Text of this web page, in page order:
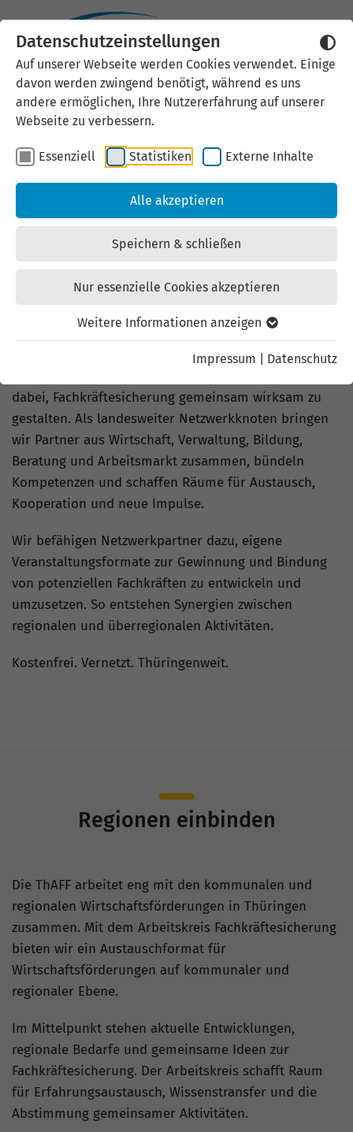
Datenschutzeinstellungen
Auf unserer Webseite werden Cookies verwendet. Einige
davon werden zwingend benötigt, während es uns
andere ermöglichen, Ihre Nutzererfahrung auf unserer
Webseite zu verbessern.
Essenziell Statistiken Externe Inhalte
Alle akzeptieren
Speichern & schließen
Nur essenzielle Cookies akzeptieren
Weitere Informationen anzeigen
Impressum Datenschutz
Zusammenarbeit, die wirkt.
ThAFF – Ihr
Netzwerkpartner für
Fachkräftesicherung in
Thüringen
dabei, Fachkräftesicherung gemeinsam wirksam zu
gestalten. Als landesweiter Netzwerkknoten bringen
wir Partner aus Wirtschaft, Verwaltung, Bildung,
Beratung und Arbeitsmarkt zusammen, bündeln
Kompetenzen und schaffen Räume für Austausch,
Kooperation und neue Impulse.
Wir befähigen Netzwerkpartner dazu, eigene
Veranstaltungsformate zur Gewinnung und Bindung
von potenziellen Fachkräften zu entwickeln und
umzusetzen. So entstehen Synergien zwischen
regionalen und überregionalen Aktivitäten.
Kostenfrei. Vernetzt. Thüringenweit.
Regionen einbinden
Die ThAFF arbeitet eng mit den kommunalen und
regionalen Wirtschaftsförderungen in Thüringen
zusammen. Mit dem Arbeitskreis Fachkräftesicherung
bieten wir ein Austauschformat für
Wirtschaftsförderungen auf kommunaler und
regionaler Ebene.
Im Mittelpunkt stehen aktuelle Entwicklungen,
regionale Bedarfe und gemeinsame Ideen zur
Fachkräftesicherung. Der Arbeitskreis schafft Raum
für Erfahrungsaustausch, Wissenstransfer und die
Abstimmung gemeinsamer Aktivitäten.